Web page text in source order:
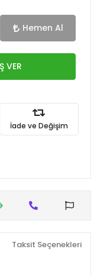
Hemen Al
VER
İade ve Değişim
Taksit Seçenekleri